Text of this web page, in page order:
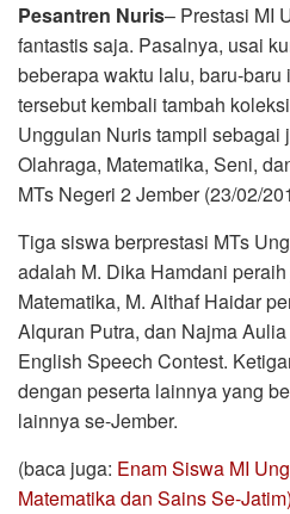
Pesantren Nuris– Prestasi MI
fantastis saja. Pasalnya, usai
beberapa waktu lalu, baru-
tersebut kembali tambah
Unggulan Nuris tampil sebagai
Olahraga, Matematika, Seni,
MTs Negeri 2 Jember (23/02/
Tiga siswa berprestasi MTs
adalah M. Dika Hamdani
Matematika, M. Althaf Haidar
Alquran Putra, dan Najma
English Speech Contest.
dengan peserta lainnya yang
lainnya se-Jember.
(baca juga: Enam Siswa MI
Matematika dan Sains Se-Jatim)